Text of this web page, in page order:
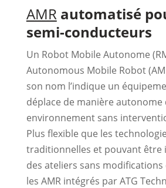
AMR automatisé
semi-conducteurs
Un Robot Mobile Autonome
Autonomous Mobile Robot
son nom l’indique un
déplace de manière autonome
environnement sans
Plus flexible que les
traditionnelles et pouvant être
des ateliers sans
les AMR intégrés par ATG